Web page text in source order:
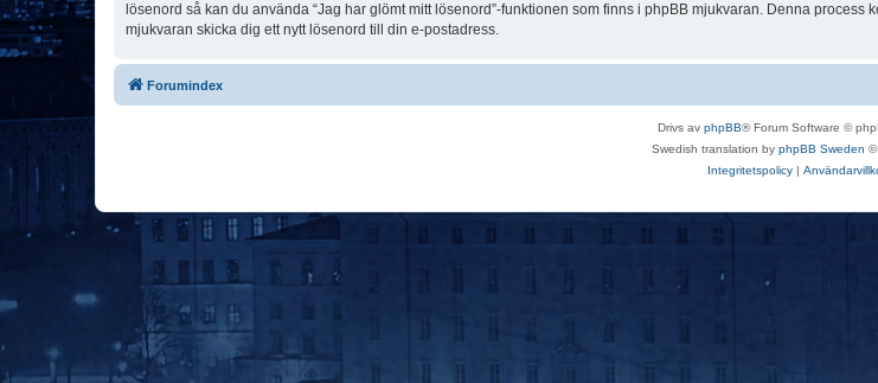
lösenord så kan du använda “Jag har glömt mitt lösenord”-funktionen som finns i phpBB mjukvaran. Denna
mjukvaran skicka dig ett nytt lösenord till din e-postadress.
Forumindex
Drivs av phpBB® Forum Software ©
Swedish translation by phpBB Sweden ©
Integritetspolicy|